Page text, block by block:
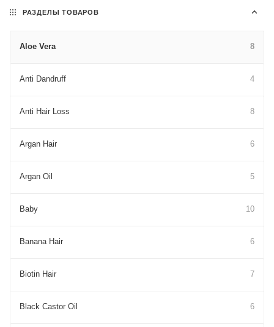
РАЗДЕЛЫ ТОВАРОВ
Aloe Vera 8
Anti Dandruff 4
Anti Hair Loss 8
Argan Hair 6
Argan Oil 5
Baby 10
Banana Hair 6
Biotin Hair 7
Black Castor Oil 6